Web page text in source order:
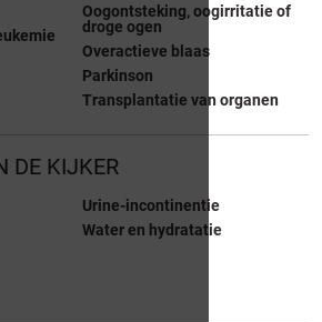
Oogontsteking, oogirritatie of
droge ogen
Overactieve blaas
Parkinson
Transplantatie van organen
DE KIJKER
Urine-incontinentie
Water en hydratatie